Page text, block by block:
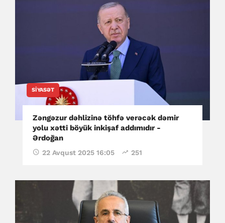
SIYASƏT
Zəngəzur dəhlizinə töhfə verəcək dəmir
yolu xətti böyük inkişaf addımıdır -
Ərdoğan
22 Avqust 2025 16:05 251